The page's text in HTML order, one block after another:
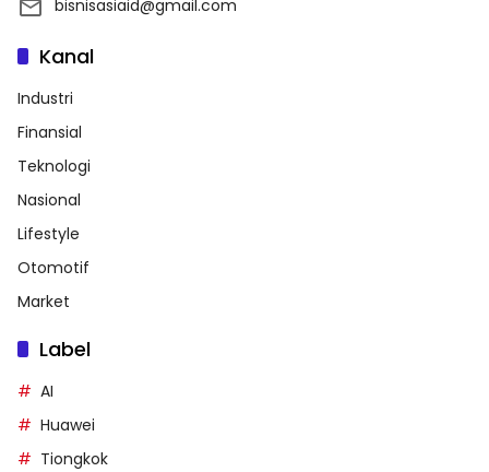
bisnisasiaid@gmail.com
Kanal
Industri
Finansial
Teknologi
Nasional
Lifestyle
Otomotif
Market
Label
AI
Huawei
Tiongkok